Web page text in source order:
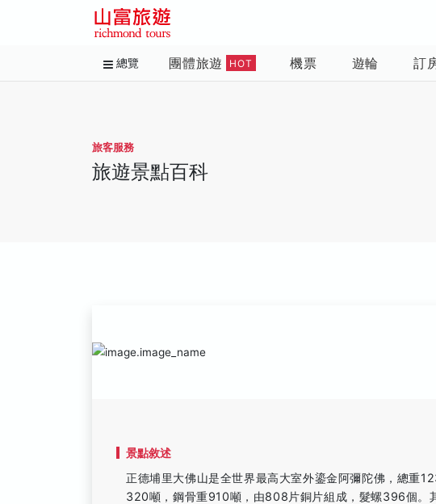
總覽 團體旅遊 HOT 機票 遊輪 訂
旅客服務
旅遊景點百科
景點敘述
正德埔里大佛山是全世界最高大室外鎏金阿彌陀佛，總重
320噸，鋼骨重910噸，由808片銅片組成，髮螺396個。